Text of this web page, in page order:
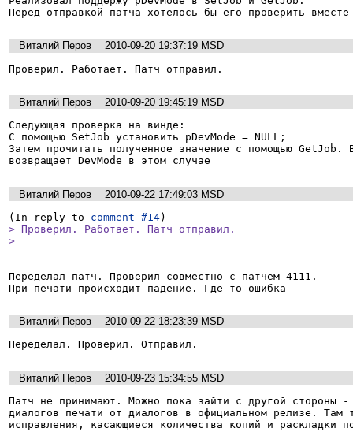
Перед отправкой патча хотелось бы его проверить
Виталий Перов
2010-09-20 19:37:19 MSD
Проверил. Работает. Патч отправил.
Виталий Перов
2010-09-20 19:45:19 MSD
Следующая проверка на винде:
С помощью SetJob установить pDevMode = NULL;
Затем прочитать полученное значение с помощью GetJob.
возвращает DevMode в этом случае
Виталий Перов
2010-09-22 17:49:03 MSD
(In reply to comment #14
> Проверил. Работает. Патч отправил.
>
Переделал патч. Проверил совместно с патчем 4111.
При печати происходит падение. Где-то ошибка
Виталий Перов
2010-09-22 18:23:39 MSD
Переделал. Проверил. Отправил.
Виталий Перов
2010-09-23 15:34:55 MSD
Патч не принимают. Можно пока зайти с другой стороны -
диалогов печати от диалогов в официальном релизе. Там
исправления, касающиеся количества копий и раскладки